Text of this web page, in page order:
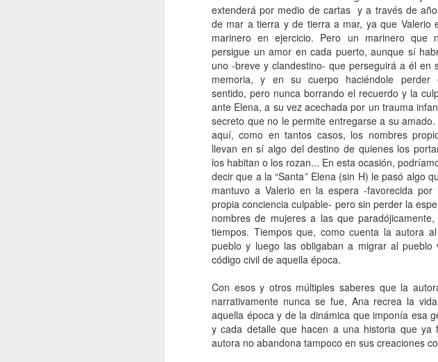
extenderá por medio de cartas y a través de
de mar a tierra y de tierra a mar, ya que Valerio
marinero en ejercicio. Pero un marinero que
persigue un amor en cada puerto, aunque sí
uno -breve y clandestino- que perseguirá a él en
memoria, y en su cuerpo haciéndole perder
sentido, pero nunca borrando el recuerdo y la
ante Elena, a su vez acechada por un trauma
secreto que no le permite entregarse a su amado.
aquí, como en tantos casos, los nombres
llevan en sí algo del destino de quienes los
los habitan o los rozan... En esta ocasión,
decir que a la “Santa”Elena (sin H) le pasó algo
mantuvo a Valerio en la espera -favorecida por
propia conciencia culpable- pero sin perder la
nombres de mujeres a las que
tiempos. Tiempos que, como cuenta la autora
pueblo y luego las obligaban a migrar al
código civil de aquella época.
Con esos y otros múltiples saberes que la
narrativamente nunca se fue, Ana recrea la
aquella época y de la dinámica que imponía esa
y cada detalle que hacen a una historia que ya
autora no abandona tampoco en sus creaciones
A Ciro Ramón Eyras, 1932-2019
Detrás de la ventana, junto al
Si pienso en él, lo veo así,
una visión fugaz, apenas un
espaldas, en su casita de fin de
zona Sur.
JAN
13
Al fin sola y, a la vez, tan
Por Guadalupe Treibel
“La soledad implica que, aunque
conmigo misma. Significa que
filósofa fuera de serie Hannah
el recorrido de Enfin seule (“Por
podcaster Lauren Bastide que
favorable acogida.
JAN
13
Ganando dos
Por Caro Alfonso
Hace un año, Mona me salvó la